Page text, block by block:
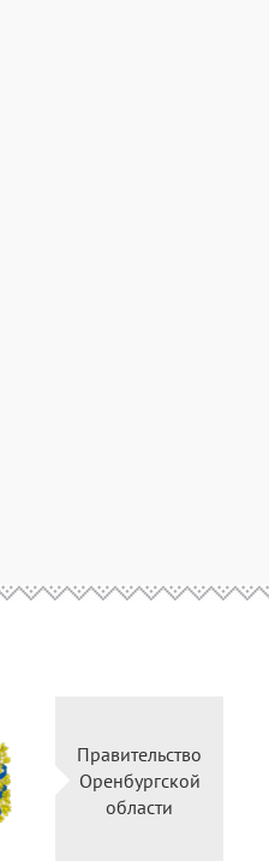
Правительство
Оренбургской
области